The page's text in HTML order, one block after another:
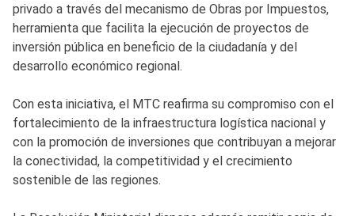
privado a través del mecanismo de Obras por Impuestos,
herramienta que facilita la ejecución de proyectos de
inversión pública en beneficio de la ciudadanía y del
desarrollo económico regional.
Con esta iniciativa, el MTC reafirma su compromiso con el
fortalecimiento de la infraestructura logística nacional y
con la promoción de inversiones que contribuyan a mejorar
la conectividad, la competitividad y el crecimiento
sostenible de las regiones.